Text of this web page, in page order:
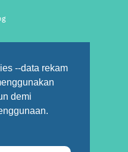
--data rekam
demi